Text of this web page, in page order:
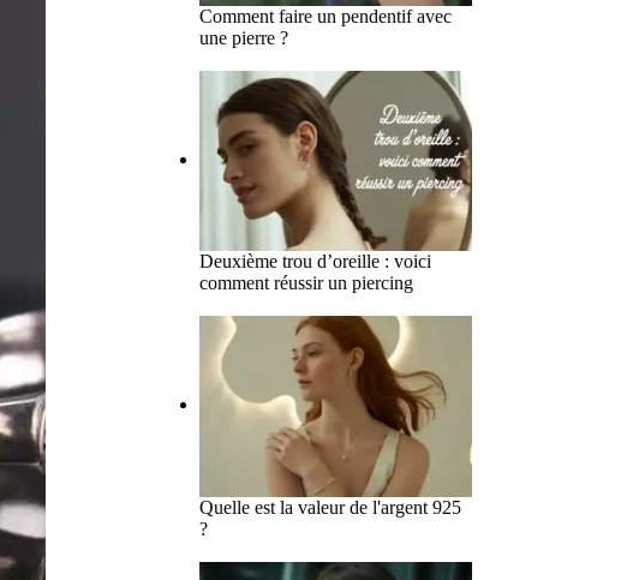
Comment faire un pendentif avec
une pierre ?
Deuxième trou d’oreille : voici
comment réussir un piercing
Quelle est la valeur de l'argent 925
?